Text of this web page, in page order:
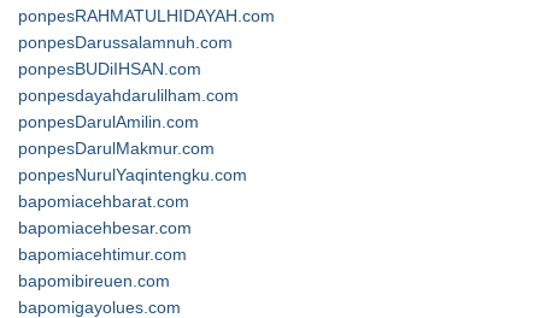
ponpesRAHMATULHIDAYAH.com
ponpesDarussalamnuh.com
ponpesBUDiIHSAN.com
ponpesdayahdarulilham.com
ponpesDarulAmilin.com
ponpesDarulMakmur.com
ponpesNurulYaqintengku.com
bapomiacehbarat.com
bapomiacehbesar.com
bapomiacehtimur.com
bapomibireuen.com
bapomigayolues.com